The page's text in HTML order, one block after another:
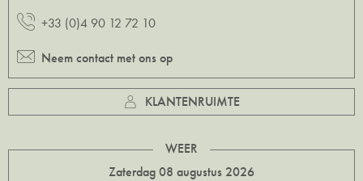
+33 (0)4 90 12 72 10
Neem contact met ons op
KLANTENRUIMTE
WEER
Zaterdag 08 augustus 2026